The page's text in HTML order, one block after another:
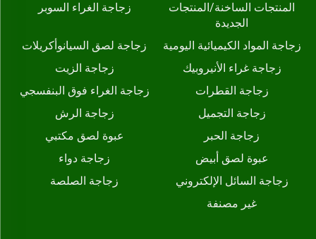
المنتجات الساخنة/المنتجات
الجديدة
زجاجة الغراء السوبر
زجاجة المواد الكيميائية اليومية
زجاجة لصق السيانوأكريلات
زجاجة غراء الأنيروبيك
زجاجة الزيت
زجاجة القطرات
زجاجة الغراء فوق البنفسجي
زجاجة التجميل
زجاجة الرش
زجاجة الحبر
عبوة لصق مكتبي
عبوة لصق أبيض
زجاجة دواء
زجاجة السائل الإلكتروني
زجاجة الصلصة
غير مصنفة